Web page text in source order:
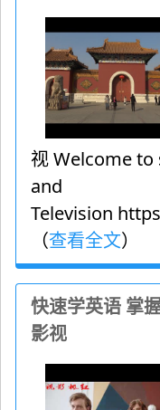
视 Welcome
and
Television
（查看全文）
快速学英语 掌
影视